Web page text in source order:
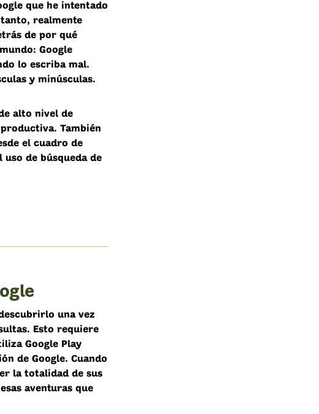
que he intentado
realmente
de por qué
Google
lo escriba mal.
y minúsculas.
alto nivel de
También
el cuadro de
de búsqueda de
una vez
Esto requiere
Google Play
de Google. Cuando
la totalidad de sus
aventuras que